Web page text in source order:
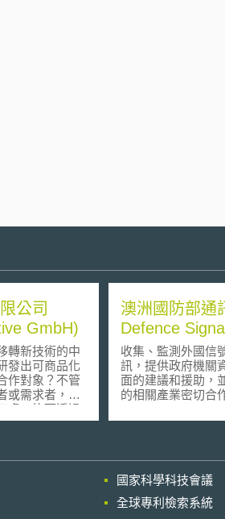
公司
GmbH)
新技術的中
發出可商品化
作對象？不管
或需求者，來
處，皆可透過
合作對象。本
澳洲國防部通
Defence
/DSD)
收集、監測外國信
訊，提供政府機關
面的建議和援助，
的相關產業密切合
國家科學科技會議
全球專利檢索系統